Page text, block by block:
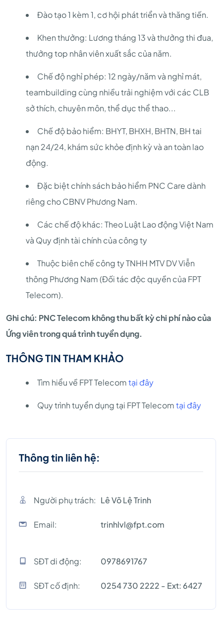
Đào tạo 1 kèm 1, cơ hội phát triển và thăng tiến.
Khen thưởng: Lương tháng 13 và thưởng thi đua,
thưởng top nhân viên xuất sắc của năm.
Chế độ nghỉ phép: 12 ngày/năm và nghỉ mát,
teambuilding cùng nhiều trải nghiệm với các CLB
sở thích, chuyên môn, thể dục thể thao...
Chế độ bảo hiểm: BHYT, BHXH, BHTN, BH tai
nạn 24/24, khám sức khỏe định kỳ và an toàn lao
động.
Đặc biệt chính sách bảo hiểm PNC Care dành
riêng cho CBNV Phương Nam.
Các chế độ khác: Theo Luật Lao động Việt Nam
và Quy định tài chính của công ty
Thuộc biên chế công ty TNHH MTV DV Viễn
thông Phương Nam (Đối tác độc quyền của FPT
Telecom).
Ghi chú: PNC Telecom không thu bất kỳ chi phí nào của
Ứng viên trong quá trình tuyển dụng.
THÔNG TIN THAM KHẢO
Tìm hiểu về FPT Telecomtại đây
Quy trình tuyển dụng tại FPT Telecomtại đây
Thông tin liên hệ:
Người phụ trách: Lê Võ Lệ Trinh
Email: trinhlvl@fpt.com
SĐT di động: 0978691767
SĐT cố định: 0254 730 2222 - Ext: 6427